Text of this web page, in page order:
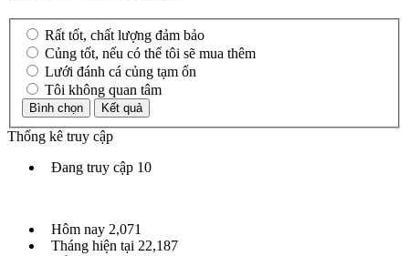
Rất tốt, chất lượng đảm bảo
Củng tốt, nếu có thể tôi sẽ mua thêm
Lưới đánh cá củng tạm ổn
Tôi không quan tâm
Thống kê truy cập
Đang truy cập 10
Hôm nay 2,071
Tháng hiện tại 22,187